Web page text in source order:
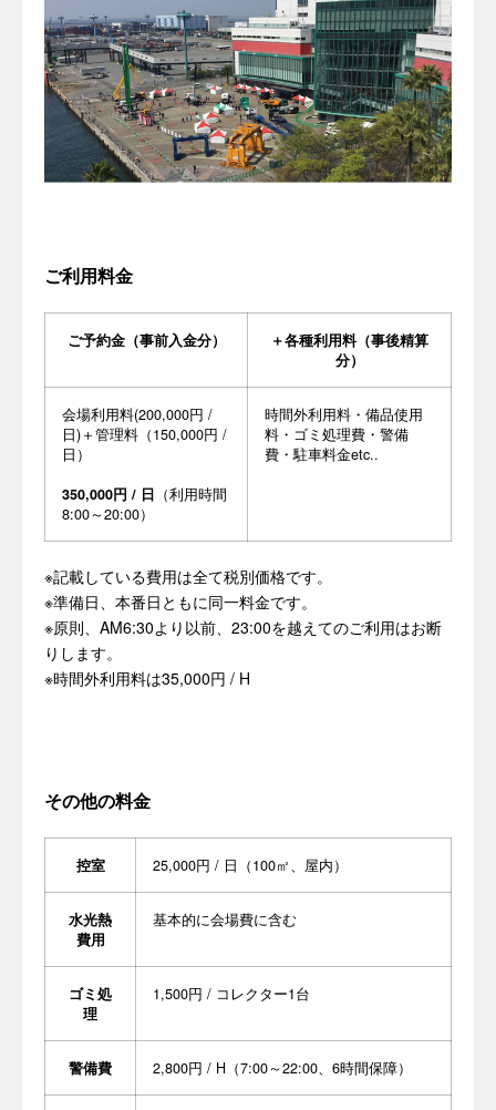
ご利用料金
ご予約金（事前入金分）
＋各種利用料（事後精算
分）
会場利用料(200,000円 /
日)＋管理料（150,000円 /
日）
350,000円 / 日 （利用時間
8:00～20:00）
時間外利用料・備品使用
料・ゴミ処理費・警備
費・駐車料金etc..
※記載している費用は全て税別価格です。
※準備日、本番日ともに同一料金です。
※原則、AM6:30より以前、23:00を越えてのご利用はお断
りします。
※時間外利用料は35,000円 / H
その他の料金
控室 25,000円 / 日（100㎡、屋内）
水光熱
費用
基本的に会場費に含む
ゴミ処
理
1,500円 / コレクター1台
警備費 2,800円 / H（7:00～22:00、6時間保障）